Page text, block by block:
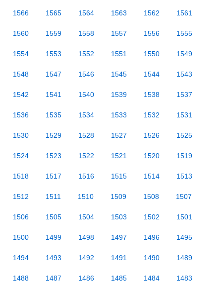
1566 1565 1564 1563 1562 1561
1560 1559 1558 1557 1556 1555
1554 1553 1552 1551 1550 1549
1548 1547 1546 1545 1544 1543
1542 1541 1540 1539 1538 1537
1536 1535 1534 1533 1532 1531
1530 1529 1528 1527 1526 1525
1524 1523 1522 1521 1520 1519
1518 1517 1516 1515 1514 1513
1512 1511 1510 1509 1508 1507
1506 1505 1504 1503 1502 1501
1500 1499 1498 1497 1496 1495
1494 1493 1492 1491 1490 1489
1488 1487 1486 1485 1484 1483